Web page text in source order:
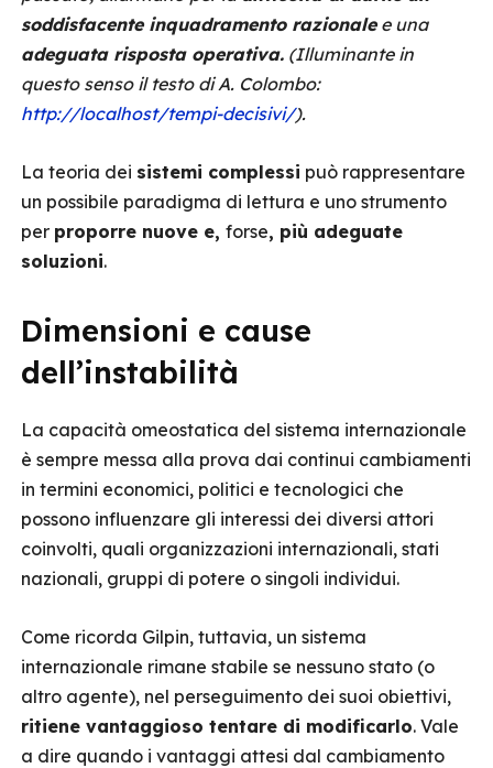
soddisfacente inquadramento razionalee una
adeguata risposta operativa. (Illuminante in
questo senso il testo di A. Colombo:
http://localhost/tempi-decisivi/).
La teoria dei sistemi complessi può rappresentare
un possibile paradigma di lettura e uno strumento
per proporre nuove e, forse, più adeguate
soluzioni.
Dimensioni e cause
dell’instabilità
La capacità omeostatica del sistema internazionale
è sempre messa alla prova dai continui cambiamenti
in termini economici, politici e tecnologici che
possono influenzare gli interessi dei diversi attori
coinvolti, quali organizzazioni internazionali, stati
nazionali, gruppi di potere o singoli individui.
Come ricorda Gilpin, tuttavia, un sistema
internazionale rimane stabile se nessuno stato (o
altro agente), nel perseguimento dei suoi obiettivi,
ritiene vantaggioso tentare di modificarlo. Vale
a dire quando i vantaggi attesi dal cambiamento